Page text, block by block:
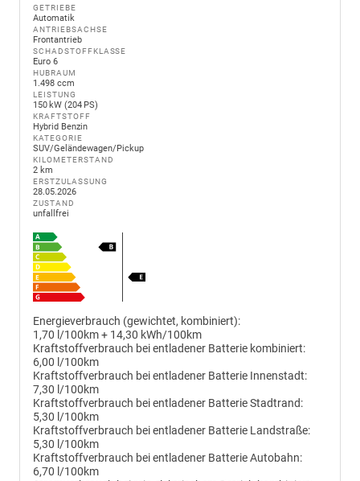
GETRIEBE
Automatik
ANTRIEBSACHSE
Frontantrieb
SCHADSTOFFKLASSE
Euro 6
HUBRAUM
1.498 ccm
LEISTUNG
150 kW (204 PS)
KRAFTSTOFF
Hybrid Benzin
KATEGORIE
SUV/Geländewagen/Pickup
KILOMETERSTAND
2 km
ERSTZULASSUNG
28.05.2026
ZUSTAND
unfallfrei
Energieverbrauch (gewichtet, kombiniert):
1,70 l/100km + 14,30 kWh/100km
Kraftstoffverbrauch bei entladener Batterie kombiniert:
6,00 l/100km
Kraftstoffverbrauch bei entladener Batterie Innenstadt:
7,30 l/100km
Kraftstoffverbrauch bei entladener Batterie Stadtrand:
5,30 l/100km
Kraftstoffverbrauch bei entladener Batterie Landstraße:
5,30 l/100km
Kraftstoffverbrauch bei entladener Batterie Autobahn:
6,70 l/100km